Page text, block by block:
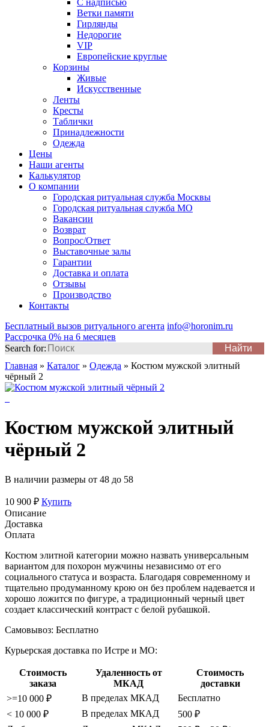
С надписью
Ветки памяти
Гирлянды
Недорогие
VIP
Европейские круглые
Корзины
Живые
Искусственные
Ленты
Кресты
Таблички
Принадлежности
Одежда
Цены
Наши агенты
Калькулятор
О компании
Городская ритуальная служба Москвы
Городская ритуальная служба МО
Вакансии
Возврат
Вопрос/Ответ
Выставочные залы
Гарантии
Доставка и оплата
Отзывы
Производство
Контакты
Бесплатный вызов ритуального агента info@horonim.ru
Рассрочка 0% на 6 месяцев
Search for:
Главная » Каталог » Одежда » Костюм мужской элитный
чёрный 2
Костюм мужской элитный
чёрный 2
В наличии размеры от 48 до 58
10 900 ₽ Купить
Описание
Доставка
Оплата
Костюм элитной категории можно назвать универсальным
вариантом для похорон мужчины независимо от его
социального статуса и возраста. Благодаря современному и
тщательно продуманному крою он без проблем надевается и
хорошо ложится по фигуре, а традиционный черный цвет
создает классический контраст с белой рубашкой.
Самовывоз: Бесплатно
Курьерская доставка по Истре и МО:
Стоимость
заказа
Удаленность от
МКАД
Стоимость
доставки
>=10 000 ₽
В пределах МКАД
Бесплатно
< 10 000 ₽
В пределах МКАД
500 ₽